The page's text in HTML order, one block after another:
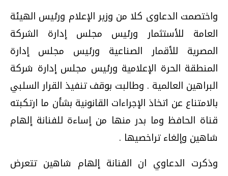
واختصمت الدعاوى كلا من وزير الإعلام ورئيس الهيئة
العامة للأستثمار ورئيس مجلس إدارة الشركة
المصرية للأقمار الصناعية ورئيس مجلس إدارة
المنطقة الحرة الإعلامية ورئيس مجلس إدارة شركة
البراهين العالمية . وطالبت بوقف تنفيذ القرار السلبي
بالامتناع عن اتخاذ الإجراءات القانونية بشأن ما ارتكبته
قناة الحافظ وما بدر منها من إساءة للفنانة إلهام
شاهين وإلغاء تراخصيها .
وذكرت الدعاوي ان الفنانة إلهام شاهين تتعرض